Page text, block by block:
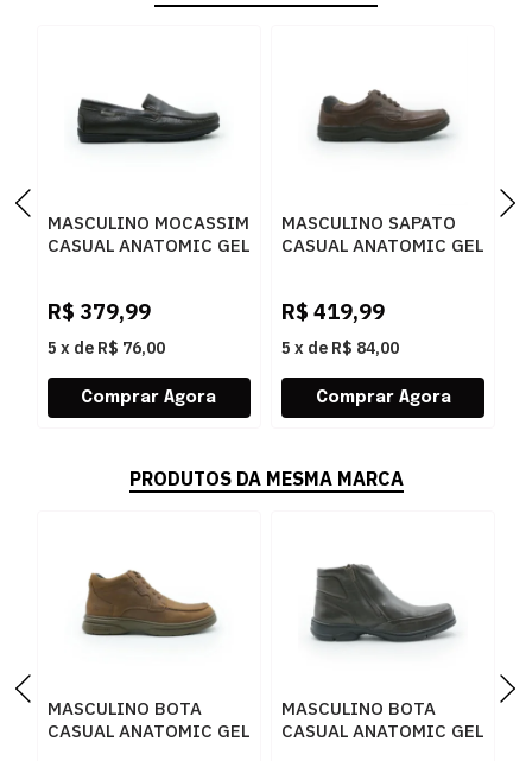
MASCULINO MOCASSIM
CASUAL ANATOMIC GEL
R$ 379,99
5 x de R$ 76,00
MASCULINO SAPATO
CASUAL ANATOMIC GEL
R$ 419,99
5 x de R$ 84,00
PRODUTOS DA MESMA MARCA
MASCULINO BOTA
CASUAL ANATOMIC GEL
MASCULINO BOTA
CASUAL ANATOMIC GEL